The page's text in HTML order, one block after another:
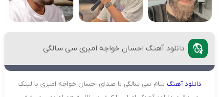
دانلود آهنگ احسان خواجه امیری سی سالگی
دانلودآهنگ بنام سی سالگی با صدای احسان خواجه امیری با لینک